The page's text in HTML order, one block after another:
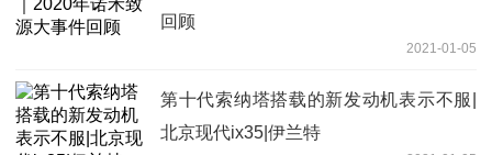
回顾
2021-01-05
第十代索纳塔搭载的新发动机表示不服|
北京现代ix35|伊兰特